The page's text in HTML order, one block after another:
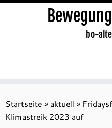
Inhalt
springen
bo-
Startseite » aktuell »
Klimastreik 2023 auf